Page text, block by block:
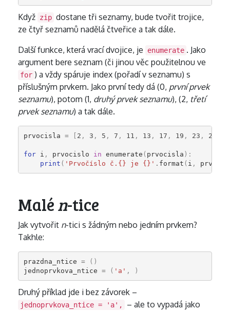
Když zip dostane tři seznamy, bude tvořit trojice,
ze čtyř seznamů nadělá čtveřice a tak dále.
Další funkce, která vrací dvojice, je
enumerate . Jako
argument bere seznam (či jinou věc použitelnou ve
for ) a vždy spáruje index (pořadí v seznamu) s
příslušným prvkem. Jako první tedy dá (0, první prvek
seznamu), potom (1, druhý prvek seznamu), (2, třetí
prvek seznamu) a tak dále.
prvocisla = [ 2 , 3 , 5 , 7 , 11 , 13 , 17 , 19 , 23 , 29
for i , prvocislo in enumerate ( prvocisla ):
print ( 'Prvočíslo č.{} je {}' . format ( i ,
Malén-tice
Jak vytvořit n-tici s žádným nebo jedním prvkem?
Takhle:
prazdna_ntice =
()
jednoprvkova_ntice = ( 'a' , )
Druhý příklad jde i bez závorek –
jednoprvkova_ntice = 'a',
– ale to vypadá jako